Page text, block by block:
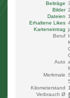
Beiträge
Bilder
Dateien
Erhaltene Likes
Karteneintrag
Beruf
Auto
Merkmale
Kilometerstand
Verbrauch Ø